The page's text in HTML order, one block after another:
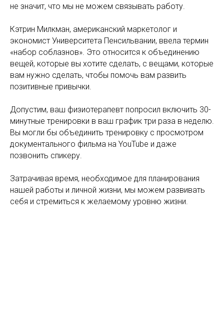
не значит, что мы не можем связывать работу.
Кэтрин Милкман, американский маркетолог и
экономист Университета Пенсильвании, ввела термин
«набор соблазнов». Это относится к объединению
вещей, которые вы хотите сделать, с вещами, которые
вам нужно сделать, чтобы помочь вам развить
позитивные привычки.
Допустим, ваш физиотерапевт попросил включить 30-
минутные тренировки в ваш график три раза в неделю.
Вы могли бы объединить тренировку с просмотром
документального фильма на YouTube и даже
позвонить спикеру.
Затрачивая время, необходимое для планирования
нашей работы и личной жизни, мы можем развивать
себя и стремиться к желаемому уровню жизни.